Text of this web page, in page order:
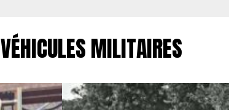
VÉHICULES MILITAIRES